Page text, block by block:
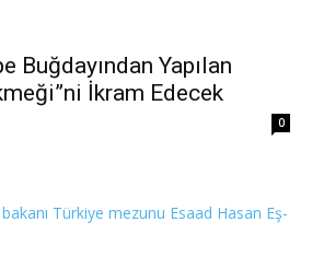
Buğdayından Yapılan
İkram Edecek
0
bakanı Türkiye mezunu Esaad Hasan Eş-